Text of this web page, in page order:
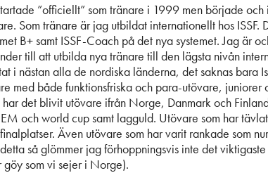
”officiellt” som tränare i 1999 men började
Som tränare är jag utbildat internationellt hos ISSF.
B+ samt ISSF-Coach på det nya systemet. Jag är
till att utbilda nya tränare till den lägsta nivån
i nästan alla de nordiska länderna, det saknas bara
med både funktionsfriska och para-utövare, juniorer
det blivit utövare ifrån Norge, Danmark och
och world cup samt lagguld. Utövare som har
Även utövare som har varit rankade som
så glömmer jag förhoppningsvis inte det
göy som vi sejer i Norge).